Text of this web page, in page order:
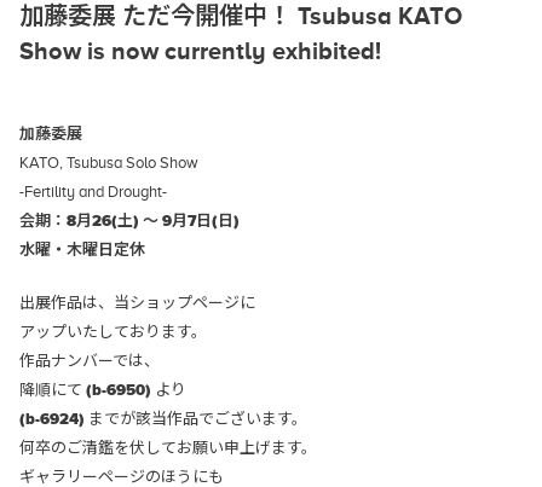
加藤委展 ただ今開催中！ Tsubusa KATO
Show is now currently exhibited!
加藤委展
KATO, Tsubusa Solo Show
-Fertility and Drought-
会期：8月26(土) ～ 9月7日(日)
水曜・木曜日定休
出展作品は、当ショップページに
アップいたしております。
作品ナンバーでは、
降順にて (b-6950) より
(b-6924) までが該当作品でございます。
何卒のご清鑑を伏してお願い申上げます。
ギャラリーページのほうにも